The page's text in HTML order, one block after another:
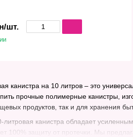
канистра на 10 литров – это
прочные полимерные канистры,
продуктов, так и для хранения
литровая канистра обладает
100% защиту от протечки. Мы
шт.